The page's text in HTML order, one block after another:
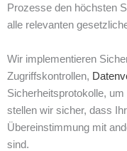
Prozesse den höchsten
alle relevanten
Wir implementieren
Zugriffskontrollen,
Sicherheitsprotokolle,
stellen wir sicher, dass
Übereinstimmung mit
sind.